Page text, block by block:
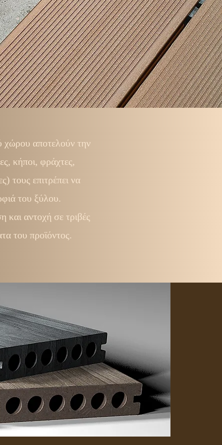
αποτελούν την
κήποι, φράχτες,
τους επιτρέπει να
του ξύλου.
και αντοχή σε τριβές
του προϊόντος.